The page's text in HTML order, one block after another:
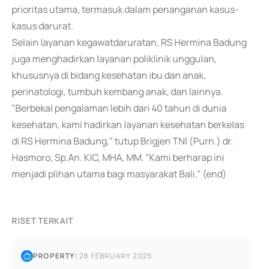
prioritas utama, termasuk dalam penanganan kasus-
kasus darurat.
Selain layanan kegawatdaruratan, RS Hermina Badung
juga menghadirkan layanan poliklinik unggulan,
khususnya di bidang kesehatan ibu dan anak,
perinatologi, tumbuh kembang anak, dan lainnya.
"Berbekal pengalaman lebih dari 40 tahun di dunia
kesehatan, kami hadirkan layanan kesehatan berkelas
di RS Hermina Badung," tutup Brigjen TNI (Purn.) dr.
Hasmoro, Sp.An. KIC, MHA, MM. "Kami berharap ini
menjadi plihan utama bagi masyarakat Bali." (end)
RISET TERKAIT
PROPERTY|28 FEBRUARY 2025